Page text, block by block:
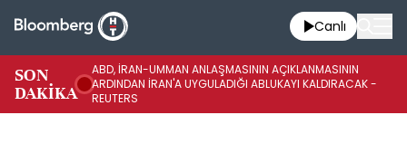
Canlı
SON
DAKİKA
ABD, İRAN-UMMAN ANLAŞMASININ AÇIKLANMASININ
ARDINDAN İRAN'A UYGULADIĞI ABLUKAYI KALDIRACAK -
REUTERS